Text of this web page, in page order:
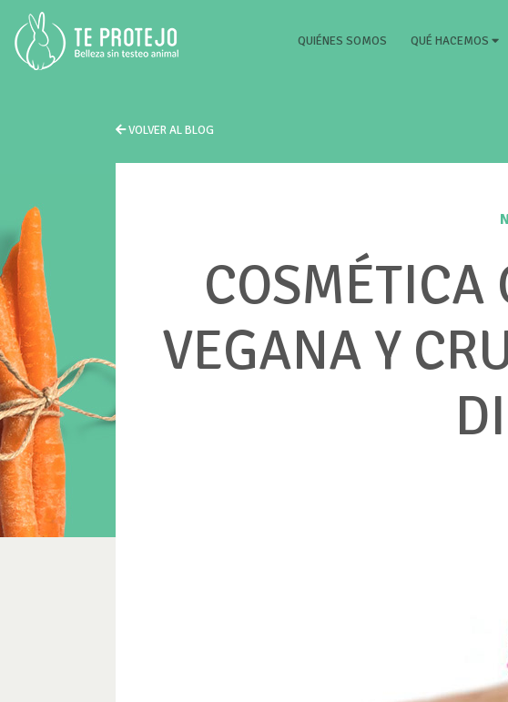
QUIÉNES SOMOS (CURRENT)
QUÉ HACEMOS
VOLVER AL BLOG
VEGANA Y